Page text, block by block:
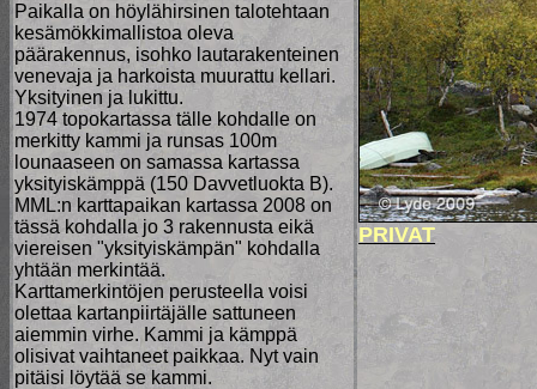
PRIVAT
Paikalla on höylähirsinen talotehtaan
kesämökkimallistoa oleva
päärakennus, isohko lautarakenteinen
venevaja ja harkoista muurattu kellari.
Yksityinen ja lukittu.
1974 topokartassa tälle kohdalle on
merkitty kammi ja runsas 100m
lounaaseen on samassa kartassa
yksityiskämppä (150 Davvetluokta B).
MML:n karttapaikan kartassa 2008 on
tässä kohdalla jo 3 rakennusta eikä
viereisen "yksityiskämpän" kohdalla
yhtään merkintää.
Karttamerkintöjen perusteella voisi
olettaa kartanpiirtäjälle sattuneen
aiemmin virhe. Kammi ja kämppä
olisivat vaihtaneet paikkaa. Nyt vain
pitäisi löytää se kammi.